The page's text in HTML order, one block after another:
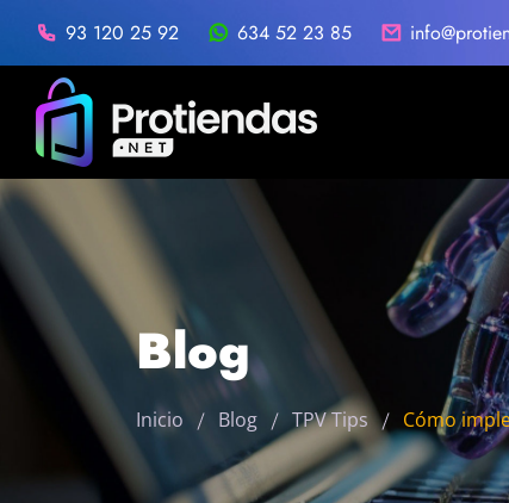
93 120 25 92 634 52 23 85
Blog
Inicio Blog TPV Tips Cómo